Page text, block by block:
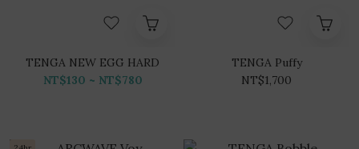
TENGA NEW EGG HARD
NT$130 ~ NT$780
TENGA Puffy
NT$1,700